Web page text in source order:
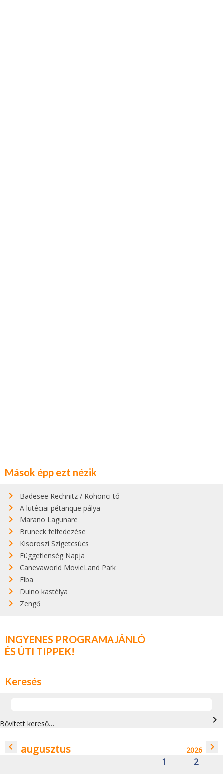
Mások épp ezt nézik
Badesee Rechnitz / Rohonci-tó
A lutéciai pétanque pálya
Marano Lagunare
Bruneck felfedezése
Kisoroszi Szigetcsúcs
Függetlenség Napja
Canevaworld MovieLand Park
Elba
Duino kastélya
Zengő
INGYENES PROGRAMAJÁNLÓ
ÉS ÚTI TIPPEK!
Keresés
Bővített kereső… navigate_next
navigate_before augusztus 2026 navigate_next
1
2